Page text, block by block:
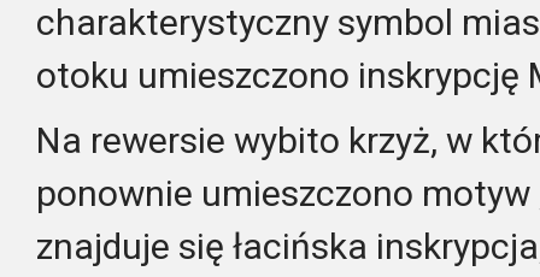
charakterystyczny symbol
otoku umieszczono inskrypcję
Na rewersie wybito krzyż, w
ponownie umieszczono motyw
znajduje się łacińska